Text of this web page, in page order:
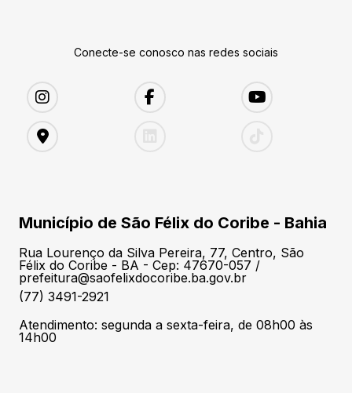
Conecte-se conosco nas redes sociais
Município de São Félix do Coribe - Bahia
Rua Lourenço da Silva Pereira, 77, Centro, São
Félix do Coribe - BA - Cep: 47670-057 /
prefeitura@saofelixdocoribe.ba.gov.br
(77) 3491-2921
Atendimento: segunda a sexta-feira, de 08h00 às
14h00